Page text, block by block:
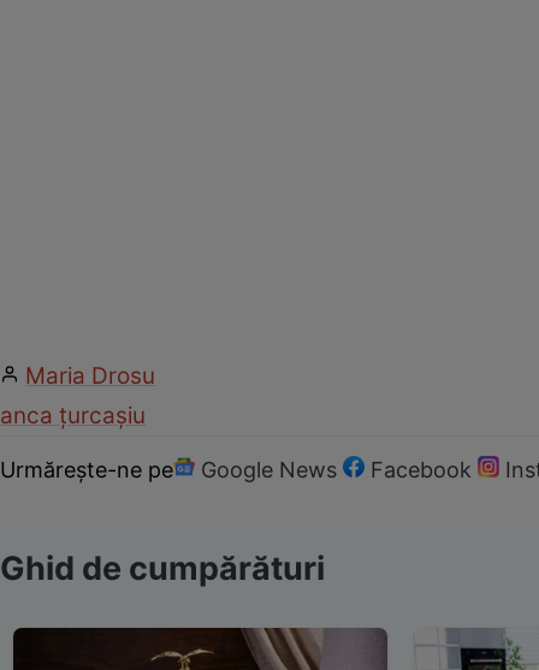
Maria Drosu
anca țurcașiu
Urmărește-ne pe Google News Facebook
Ghid de cumpărături